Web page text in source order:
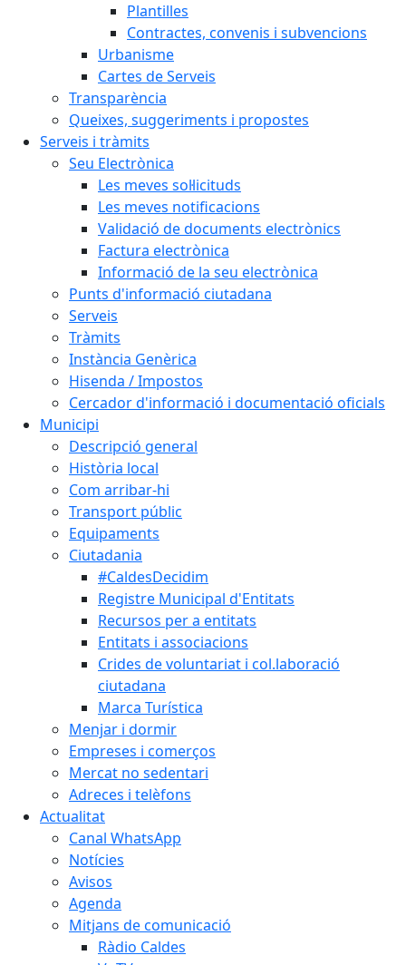
Plantilles
Contractes, convenis i subvencions
Urbanisme
Cartes de Serveis
Transparència
Queixes, suggeriments i propostes
Serveis i tràmits
Seu Electrònica
Les meves sol·licituds
Les meves notificacions
Validació de documents electrònics
Factura electrònica
Informació de la seu electrònica
Punts d'informació ciutadana
Serveis
Tràmits
Instància Genèrica
Hisenda / Impostos
Cercador d'informació i documentació oficials
Municipi
Descripció general
Història local
Com arribar-hi
Transport públic
Equipaments
Ciutadania
#CaldesDecidim
Registre Municipal d'Entitats
Recursos per a entitats
Entitats i associacions
Crides de voluntariat i col.laboració
ciutadana
Marca Turística
Menjar i dormir
Empreses i comerços
Mercat no sedentari
Adreces i telèfons
Actualitat
Canal WhatsApp
Notícies
Avisos
Agenda
Mitjans de comunicació
Ràdio Caldes